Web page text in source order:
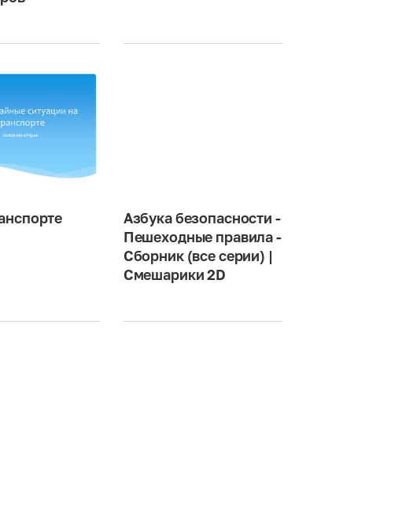
Азбука безопасности -
Пешеходные правила -
Сборник (все серии) |
Смешарики 2D